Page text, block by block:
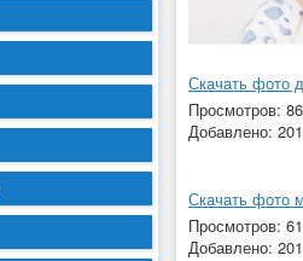
Скачать фото
Просмотров: 86
Добавлено:
Просмотров:
Добавлено: